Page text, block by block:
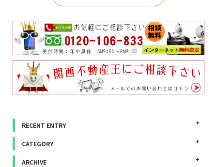
RECENT ENTRY
CATEGORY
ARCHIVE